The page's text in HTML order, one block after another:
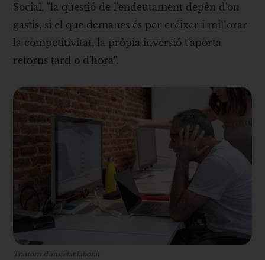
Social, "la qüestió de l'endeutament depèn d'on
gastis, si el que demanes és per créixer i millorar
la competitivitat, la pròpia inversió t'aporta
retorns tard o d'hora".
Trastorn d´ansietat laboral